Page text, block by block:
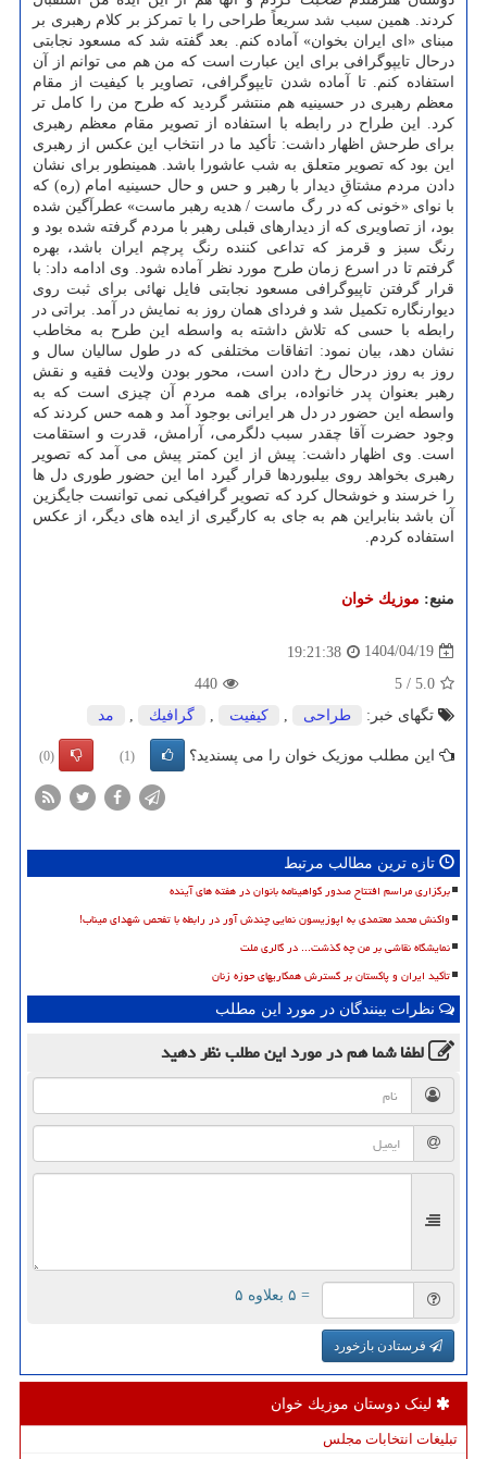
کردند. همین سبب شد سریعاً طراحی را با تمرکز بر کلام رهبری بر
مبنای «ای ایران بخوان» آماده کنم. بعد گفته شد که مسعود نجابتی
درحال تایپوگرافی برای این عبارت است که من هم می توانم از آن
استفاده کنم. تا آماده شدن تایپوگرافی، تصاویر با کیفیت از مقام
معظم رهبری در حسینیه هم منتشر گردید که طرح من را کامل تر
کرد. این طراح در رابطه با استفاده از تصویر مقام معظم رهبری
برای طرحش اظهار داشت: تأکید ما در انتخاب این عکس از رهبری
این بود که تصویر متعلق به شب عاشورا باشد. همینطور برای نشان
دادن مردم مشتاقِ دیدار با رهبر و حس و حال حسینیه امام (ره) که
با نوای «خونی که در رگ ماست / هدیه رهبر ماست» عطرآگین شده
بود، از تصاویری که از دیدارهای قبلی رهبر با مردم گرفته شده بود و
رنگ سبز و قرمز که تداعی کننده رنگ پرچم ایران باشد، بهره
گرفتم تا در اسرع زمان طرح مورد نظر آماده شود. وی ادامه داد: با
قرار گرفتن تاپیوگرافی مسعود نجابتی فایل نهائی برای ثبت روی
دیوارنگاره تکمیل شد و فردای همان روز به نمایش در آمد. براتی در
رابطه با حسی که تلاش داشته به واسطه این طرح به مخاطب
نشان دهد، بیان نمود: اتفاقات مختلفی که در طول سالیان سال و
روز به روز درحال رخ دادن است، محور بودن ولایت فقیه و نقش
رهبر بعنوان پدر خانواده، برای همه مردم آن چیزی است که به
واسطه این حضور در دل هر ایرانی بوجود آمد و همه حس کردند که
وجود حضرت آقا چقدر سبب دلگرمی، آرامش، قدرت و استقامت
است. وی اظهار داشت: پیش از این کمتر پیش می آمد که تصویر
رهبری بخواهد روی بیلبوردها قرار گیرد اما این حضور طوری دل ها
را خرسند و خوشحال کرد که تصویر گرافیکی نمی توانست جایگزین
آن باشد بنابراین هم به جای به کارگیری از ایده های دیگر، از عکس
استفاده کردم.
منبع: موزیك خوان
1404/04/19
19:21:38
5.0
/
5
440
تگهای خبر:
طراحی , كیفیت , گرافیك , مد
این مطلب موزیک خوان را می پسندید؟ (1)
(0)
تازه ترین مطالب مرتبط
برگزاری مراسم افتتاح صدور گواهینامه بانوان در هفته های آینده
واکنش محمد معتمدی به اپوزیسون نمایی چندش آور در رابطه با تفحص شهدای میناب!
نمایشگاه نقاشی بر من چه گذشت... در گالری ملت
تأکید ایران و پاکستان بر گسترش همکاریهای حوزه زنان
نظرات بینندگان در مورد این مطلب
لطفا شما همدر مورد این مطلبنظر دهید
= ۵ بعلاوه ۵
فرستادن بازخورد
لینک دوستان موزیك خوان
تبلیغات انتخابات مجلس